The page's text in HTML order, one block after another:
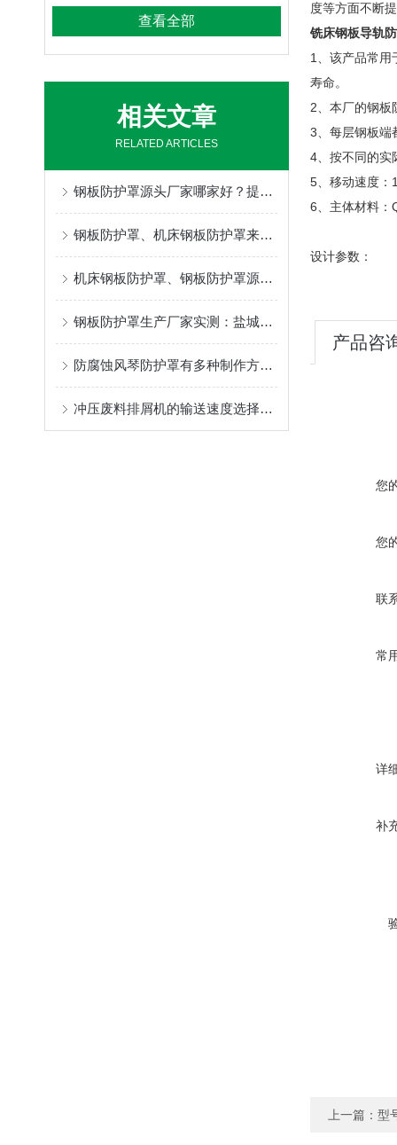
查看全部
相关文章
RELATED ARTICLES
钢板防护罩源头厂家哪家好？提供定制维修服务。
钢板防护罩、机床钢板防护罩来图定制，盐山县奔兴免费安装指导全国发货
机床钢板防护罩、钢板防护罩源头工厂，全套售后保障降低设备运维成本
钢板防护罩生产厂家实测：盐城奔兴的钢板防护罩参数对比让你一眼看懂
防腐蚀风琴防护罩有多种制作方式，具体情况要具体分析
冲压废料排屑机的输送速度选择范围是很大的
度等方面不断
铣床钢板导轨
1、该产品常用
寿命。
2、本厂的钢板
3、每层钢板端
4、按不同的实
5、移动速度：
6、主体材料：
设计参数：
产品咨
您
您
联
常
详
补
上一篇： 型